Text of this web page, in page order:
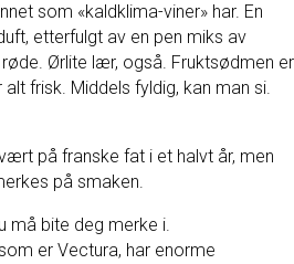
som «kaldklima-viner» har. En
etterfulgt av en pen miks av
Ørlite lær, også. Fruktsødmen er
frisk. Middels fyldig, kan man si.
på franske fat i et halvt år, men
på smaken.
må bite deg merke i.
er Vectura, har enorme